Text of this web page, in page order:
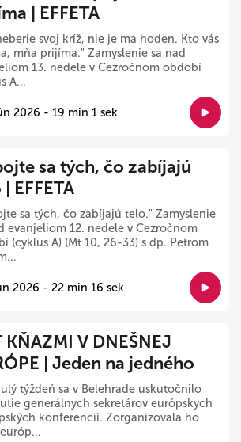
| EFFETA
svoj kríž, nie je ma hoden. Kto vás
mňa prijíma." Zamyslenie sa nad
13. nedele v Cezročnom období
A...
2026 - 19 min 1 sek
sa tých, čo zabíjajú
EFFETA
sa tých, čo zabíjajú telo." Zamyslenie
evanjeliom 12. nedele v Cezročnom
(cyklus A) (Mt 10, 26-33) s dp. Petrom
2026 - 22 min 16 sek
KŇAZMI V DNEŠNEJ
| Jeden na jedného
týždeň sa v Belehrade uskutočnilo
generálnych sekretárov európskych
konferencií. Zorganizovala ho